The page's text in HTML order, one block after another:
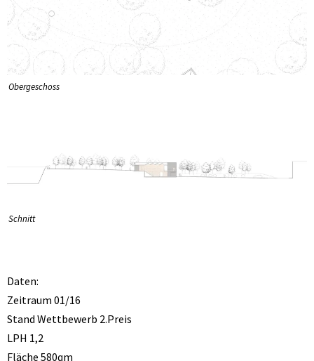
Obergeschoss
Schnitt
Daten:
Zeitraum 01/16
Stand Wettbewerb 2.Preis
LPH 1,2
Fläche 580qm